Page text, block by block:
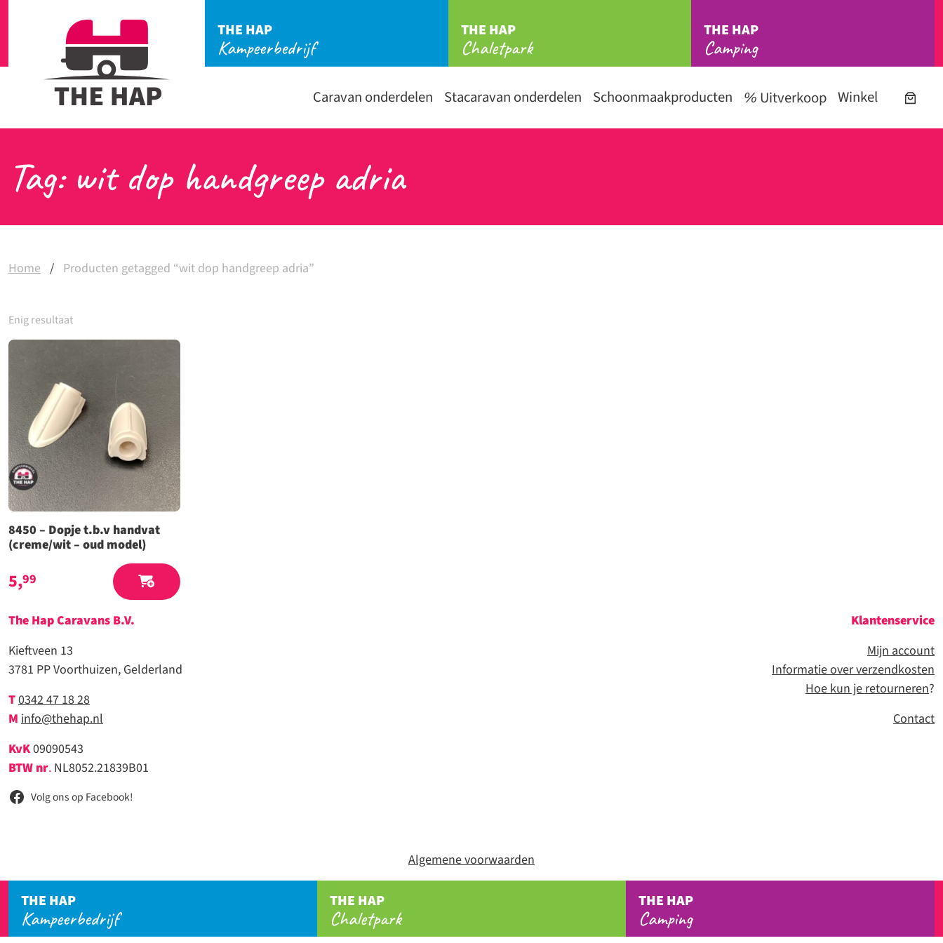
THE HAP
Kampeerbedrijf
THE HAP
Chaletpark
THE HAP
Camping
Caravan onderdelen Stacaravan onderdelen Schoonmaakproducten Uitverkoop Winkel
Tag: wit dop handgreep adria
Home / Producten getagged “wit dop handgreep adria”
Enig resultaat
8450 – Dopje t.b.v handvat
(creme/wit – oud model)
5,99
The Hap Caravans B.V.
Kieftveen 13
3781 PP Voorthuizen, Gelderland
T0342 47 18 28
M info@thehap.nl
KvK09090543
BTW nr. NL8052.21839B01
Volg ons op Facebook!
Klantenservice
Mijn account
Informatie over verzendkosten
Hoe kun je retourneren?
Contact
Algemene voorwaarden
THE HAP
Kampeerbedrijf
THE HAP
Chaletpark
THE HAP
Camping